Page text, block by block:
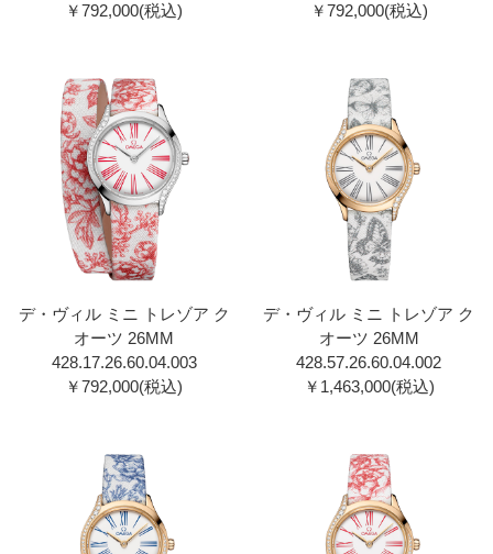
￥792,000(税込)
￥792,000(税込)
デ・ヴィル ミニ トレゾア ク
オーツ 26MM
428.17.26.60.04.003
￥792,000(税込)
デ・ヴィル ミニ トレゾア ク
オーツ 26MM
428.57.26.60.04.002
￥1,463,000(税込)